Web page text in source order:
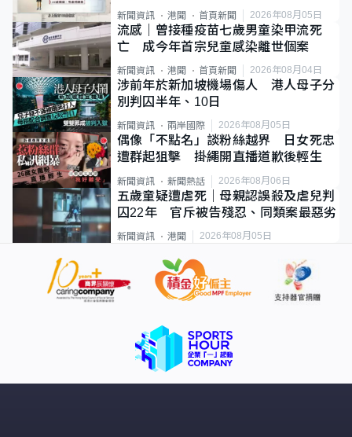
類案最惡劣
新聞資訊 港聞 首頁新聞 2026年08月05日
流感｜曾接種疫苗七歲男童染甲流死
亡 成今年首宗兒童感染離世個案
新聞資訊 港聞 首頁新聞 2026年08月04日
涉前年於新加坡機場傷人 港人母子分
別判囚半年、10日
新聞資訊 兩岸國際 2026年08月05日
偶像「不點名」談粉絲越界 日女死忠
遭群起狙擊 掛繩開直播道歉後輕生
新聞資訊 新聞熱話 2026年08月06日
五歲童疑遭虐死｜母親認誤殺及虐兒判
囚22年 官斥被告殘忍、同類案最惡劣
新聞資訊 港聞 2026年08月05日